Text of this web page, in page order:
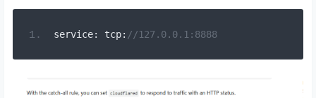
service: tcp: //127.0.0.1:8888